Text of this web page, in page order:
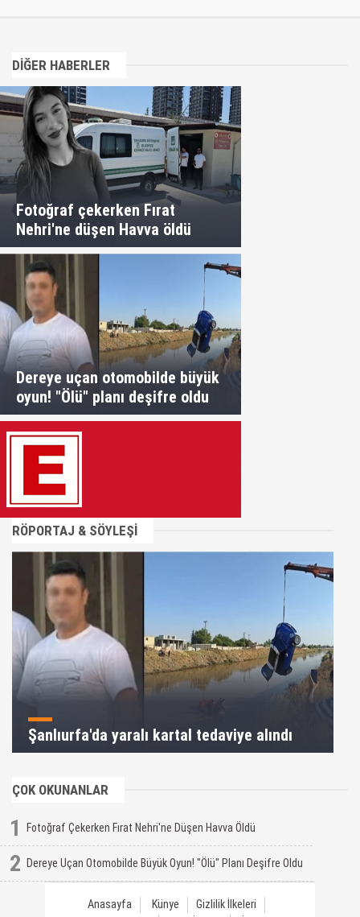
DİĞER HABERLER
Fotoğraf çekerken Fırat
Nehri'ne düşen Havva öldü
Dereye uçan otomobilde büyük
oyun! "Ölü" planı deşifre oldu
RÖPORTAJ & SÖYLEŞİ
Şanlıurfa'da yaralı kartal tedaviye alındı
ÇOK OKUNANLAR
1 Fotoğraf Çekerken Fırat Nehri'ne Düşen Havva Öldü
2 Dereye Uçan Otomobilde Büyük Oyun! "Ölü" Planı Deşifre Oldu
Anasayfa Künye
Gizlilik İlkeleri